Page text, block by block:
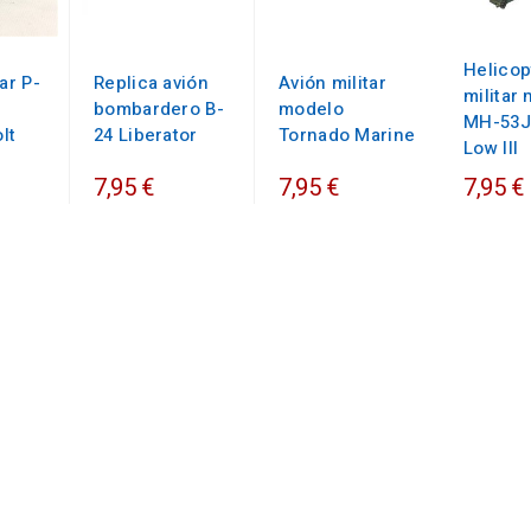
P-
Replica avión
bombardero B-
24 Liberator
7,95 €
Avión militar
modelo
Tornado Marine
7,95 €
militar
MH-
Low III
7,95 €